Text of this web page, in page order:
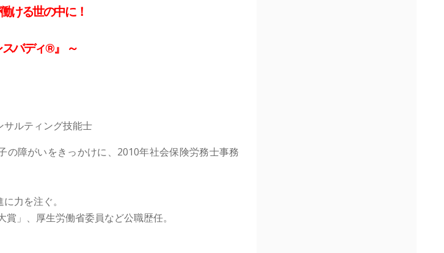
ける世の中に！
スバディ®』 ～
ルティング技能士
の障がいをきっかけに、2010年社会保険労務士事務
力を注ぐ。
」、厚生労働省委員など公職歴任。